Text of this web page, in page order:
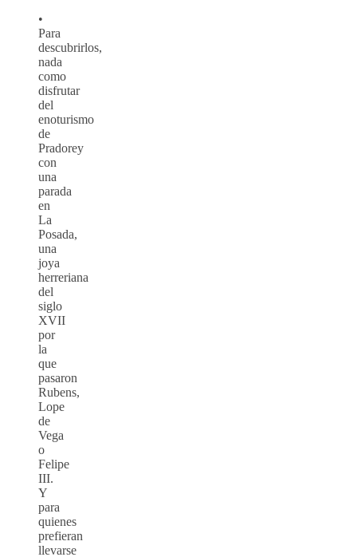
•
Para
descubrirlos,
nada
como
disfrutar
del
enoturismo
de
Pradorey
con
una
parada
en
La
Posada,
una
joya
herreriana
del
siglo
XVII
por
la
que
pasaron
Rubens,
Lope
de
Vega
o
Felipe
III.
Y
para
quienes
prefieran
llevarse